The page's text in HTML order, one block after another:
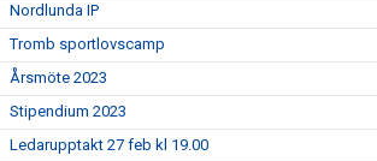
Nordlunda IP
Tromb sportlovscamp
Årsmöte 2023
Stipendium 2023
Ledarupptakt 27 feb kl 19.00